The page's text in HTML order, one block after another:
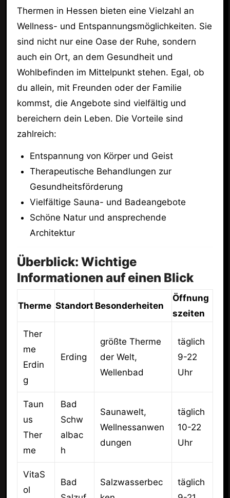
Thermen in Hessen bieten eine Vielzahl an
Wellness- und Entspannungsmöglichkeiten. Sie
sind nicht nur eine Oase der Ruhe, sondern
auch ein Ort, an dem Gesundheit und
Wohlbefinden im Mittelpunkt stehen. Egal, ob
du allein, mit Freunden oder der Familie
kommst, die Angebote sind vielfältig und
bereichern dein Leben. Die Vorteile sind
zahlreich:
Entspannung von Körper und Geist
Therapeutische Behandlungen zur
Gesundheitsförderung
Vielfältige Sauna- und Badeangebote
Schöne Natur und ansprechende
Architektur
Überblick: Wichtige
Informationen auf einen Blick
Therme Standort Besonderheiten
Öffnung
szeiten
Ther
me
Erdin
g
Erding
größte Therme
der Welt,
Wellenbad
täglich
9-22
Uhr
Taun
us
Ther
me
Bad
Schw
albac
h
Saunawelt,
Wellnessanwen
dungen
täglich
10-22
Uhr
VitaS
ol
Bad
Salzwasserbec
täglich